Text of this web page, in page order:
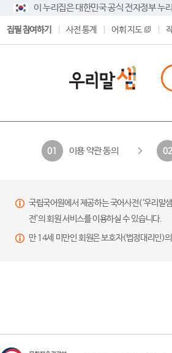
이 누리집은 대한민국 공식 전자정부 누
집필 참여하기 사전 통계 어휘 지도
01 이용 약관 동의 02
국립국어원에서 제공하는 국어사전(‘우리말
전’의 회원 서비스를 이용하실 수 있습니다.
만 14세 미만인 회원은 보호자(법정대리인)